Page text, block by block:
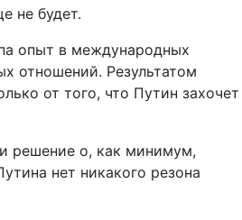
не будет.
опыт в международных
отношений. Результатом
от того, что Путин захочет
решение о, как минимум,
нет никакого резона